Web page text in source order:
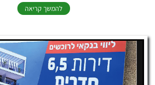
להמשך קריאה